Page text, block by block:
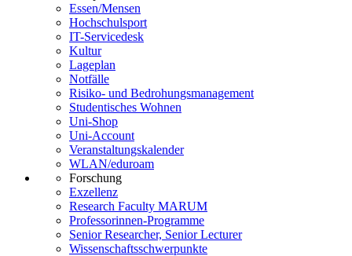
Essen/Mensen
Hochschulsport
IT-Servicedesk
Kultur
Lageplan
Notfälle
Risiko- und Bedrohungsmanagement
Studentisches Wohnen
Uni-Shop
Uni-Account
Veranstaltungskalender
WLAN/eduroam
Forschung
Exzellenz
Research Faculty MARUM
Professorinnen-Programme
Senior Researcher, Senior Lecturer
Wissenschaftsschwerpunkte